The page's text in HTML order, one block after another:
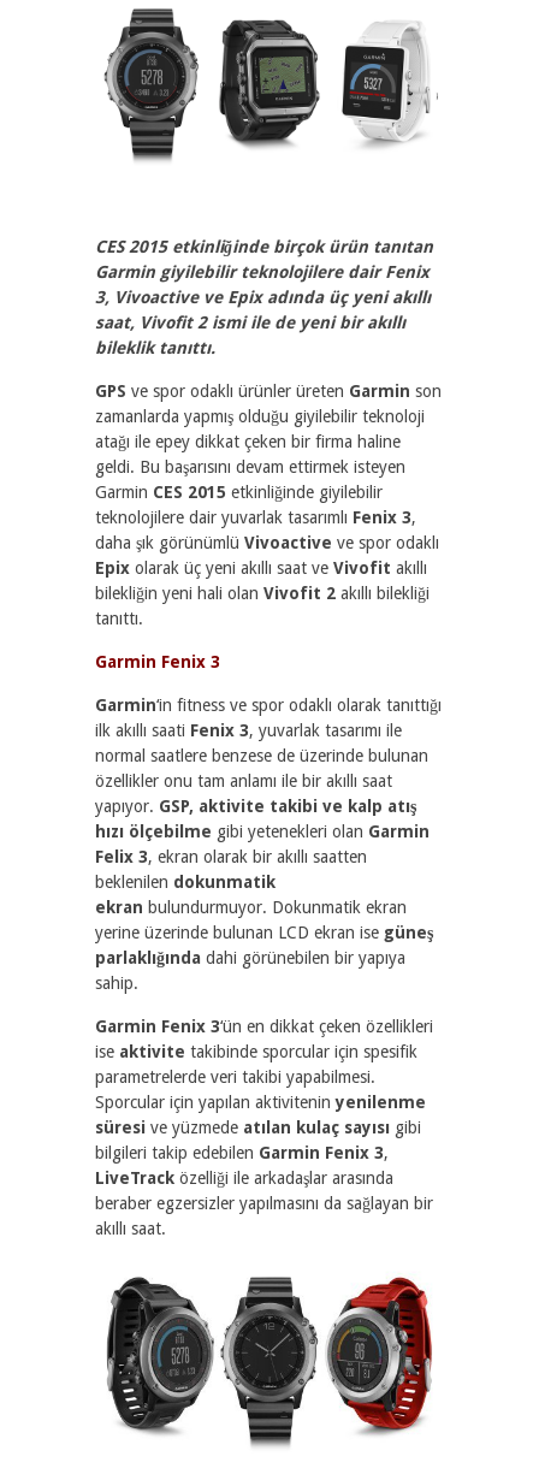
CES 2015 etkinliğinde birçok ürün tanıtan
Garmin giyilebilir teknolojilere dair Fenix
3, Vivoactive ve Epix adında üç yeni akıllı
saat, Vivofit 2 ismi ile de yeni bir akıllı
bileklik tanıttı.
GPS ve spor odaklı ürünler üreten Garmin son
zamanlarda yapmış olduğu giyilebilir teknoloji
atağı ile epey dikkat çeken bir firma haline
geldi. Bu başarısını devam ettirmek isteyen
Garmin CES 2015 etkinliğinde giyilebilir
teknolojilere dair yuvarlak tasarımlı Fenix 3,
daha şık görünümlü Vivoactive ve spor odaklı
Epix olarak üç yeni akıllı saat ve Vivofit akıllı
bilekliğin yeni hali olan Vivofit 2 akıllı bilekliği
tanıttı.
Garmin Fenix 3
Garmin‘in fitness ve spor odaklı olarak tanıttığı
ilk akıllı saati Fenix 3, yuvarlak tasarımı ile
normal saatlere benzese de üzerinde bulunan
özellikler onu tam anlamı ile bir akıllı saat
yapıyor. GSP, aktivite takibi ve kalp atış
hızı ölçebilme gibi yetenekleri olan Garmin
Felix 3, ekran olarak bir akıllı saatten
beklenilen dokunmatik
ekran bulundurmuyor. Dokunmatik ekran
yerine üzerinde bulunan LCD ekran ise güneş
parlaklığında dahi görünebilen bir yapıya
sahip.
Garmin Fenix 3‘ün en dikkat çeken özellikleri
ise aktivite takibinde sporcular için spesifik
parametrelerde veri takibi yapabilmesi.
Sporcular için yapılan aktiviteninyenilenme
süresi ve yüzmede atılan kulaç sayısı gibi
bilgileri takip edebilen Garmin Fenix 3,
LiveTrack özelliği ile arkadaşlar arasında
beraber egzersizler yapılmasını da sağlayan bir
akıllı saat.